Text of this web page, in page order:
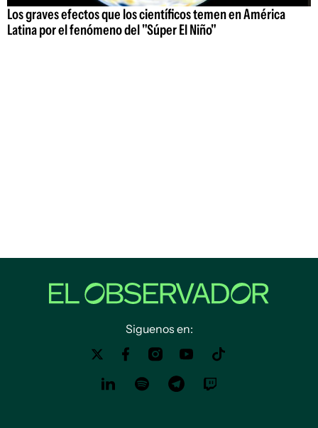
Los graves efectos que los científicos temen en América
Latina por el fenómeno del "Súper El Niño"
Siguenos en: